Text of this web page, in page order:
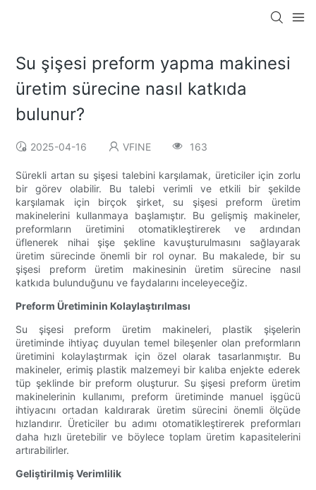
Su şişesi preform yapma makinesi
üretim sürecine nasıl katkıda
bulunur?
2025-04-16 VFINE 163
Sürekli artan su şişesi talebini karşılamak, üreticiler için zorlu
bir görev olabilir. Bu talebi verimli ve etkili bir şekilde
karşılamak için birçok şirket, su şişesi preform üretim
makinelerini kullanmaya başlamıştır. Bu gelişmiş makineler,
preformların üretimini otomatikleştirerek ve ardından
üflenerek nihai şişe şekline kavuşturulmasını sağlayarak
üretim sürecinde önemli bir rol oynar. Bu makalede, bir su
şişesi preform üretim makinesinin üretim sürecine nasıl
katkıda bulunduğunu ve faydalarını inceleyeceğiz.
Preform Üretiminin Kolaylaştırılması
Su şişesi preform üretim makineleri, plastik şişelerin
üretiminde ihtiyaç duyulan temel bileşenler olan preformların
üretimini kolaylaştırmak için özel olarak tasarlanmıştır. Bu
makineler, erimiş plastik malzemeyi bir kalıba enjekte ederek
tüp şeklinde bir preform oluşturur. Su şişesi preform üretim
makinelerinin kullanımı, preform üretiminde manuel işgücü
ihtiyacını ortadan kaldırarak üretim sürecini önemli ölçüde
hızlandırır. Üreticiler bu adımı otomatikleştirerek preformları
daha hızlı üretebilir ve böylece toplam üretim kapasitelerini
artırabilirler.
Geliştirilmiş Verimlilik